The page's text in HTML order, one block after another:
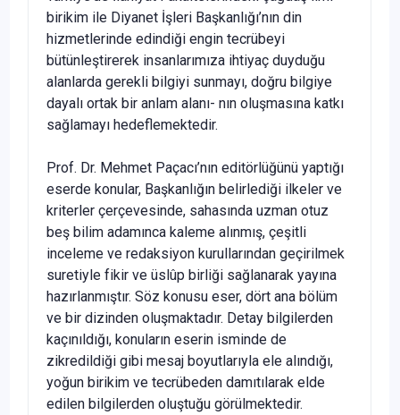
birikim ile Diyanet İşleri Başkanlığı’nın din
hizmetlerinde edindiği engin tecrübeyi
bütünleştirerek insanlarımıza ihtiyaç duyduğu
alanlarda gerekli bilgiyi sunmayı, doğru bilgiye
dayalı ortak bir anlam alanı- nın oluşmasına katkı
sağlamayı hedeflemektedir.
Prof. Dr. Mehmet Paçacı’nın editörlüğünü yaptığı
eserde konular, Başkanlığın belirlediği ilkeler ve
kriterler çerçevesinde, sahasında uzman otuz
beş bilim adamınca kaleme alınmış, çeşitli
inceleme ve redaksiyon kurullarından geçirilmek
suretiyle fikir ve üslûp birliği sağlanarak yayına
hazırlanmıştır. Söz konusu eser, dört ana bölüm
ve bir dizinden oluşmaktadır. Detay bilgilerden
kaçınıldığı, konuların eserin isminde de
zikredildiği gibi mesaj boyutlarıyla ele alındığı,
yoğun birikim ve tecrübeden damıtılarak elde
edilen bilgilerden oluştuğu görülmektedir.